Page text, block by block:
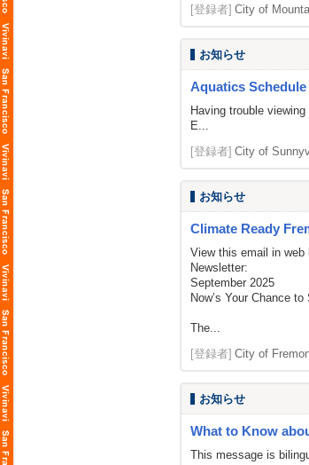
[登録者] City of
お知らせ
Aquatics Schedule
Having trouble
E...
[登録者] City of
お知らせ
Climate Ready
View this email in web
Newsletter:
September 2025
Now’s Your Chance
The...
[登録者] City of
お知らせ
What to Know
This message is